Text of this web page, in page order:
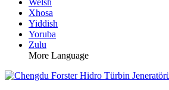
Welsh
Xhosa
Yiddish
Yoruba
Zulu
More Language